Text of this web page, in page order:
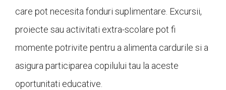
care pot necesita fonduri suplimentare. Excursii,
proiecte sau activitati extra-scolare pot fi
momente potrivite pentru a alimenta cardurile si a
asigura participarea copilului tau la aceste
oportunitati educative.